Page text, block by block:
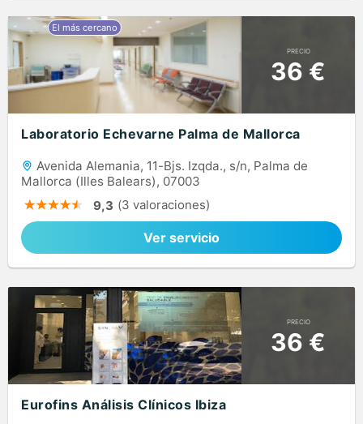
PRECIO
36 €
Laboratorio Echevarne Palma de Mallorca
Avenida Alemania, 11-Bjs. Izqda., s/n, Palma de
Mallorca (Illes Balears), 07003
9,3 (3 valoraciones)
Ver servicio
PRECIO
36 €
Eurofins Análisis Clínicos Ibiza